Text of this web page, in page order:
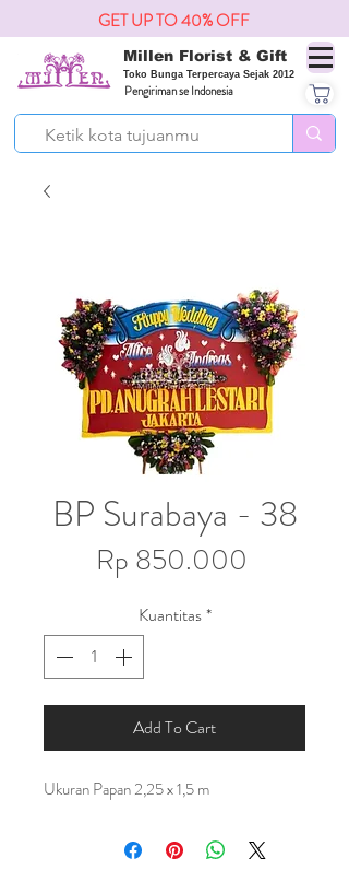
Millen Florist & Gift
Toko Bunga Terpercaya Sejak 2012
Pengiriman se Indonesia
GET UP TO 40% OFF
BP Surabaya - 38
Rp 850.000
Kuantitas*
Add To Cart
Ukuran Papan 2,25 x 1,5 m